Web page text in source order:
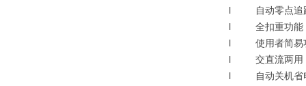
l
自动零点追
l 全扣重功能
l 使用者简易
l 交直流两用
l
自动关机省